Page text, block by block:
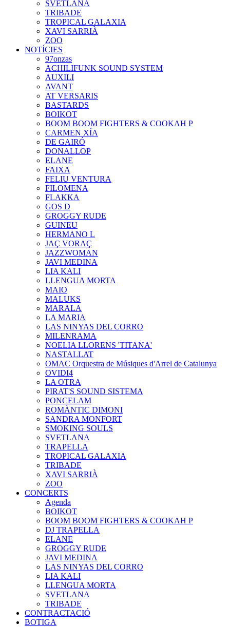
SVETLANA
TRIBADE
TROPICAL GALAXIA
XAVI SARRIÀ
ZOO
NOTÍCIES
97onzas
ACHILIFUNK SOUND SYSTEM
AUXILI
AVANT
AT VERSARIS
BASTARDS
BOIKOT
BOOM BOOM FIGHTERS & COOKAH P
CARMEN XÍA
DE GAIRÓ
DONALLOP
ELANE
FAIXA
FELIU VENTURA
FILOMENA
FLAKKA
GOS D
GROGGY RUDE
GUINEU
HERMANO L
JAÇ VORAÇ
JAZZWOMAN
JAVI MEDINA
LIA KALI
LLENGUA MORTA
MAIO
MALUKS
MARALA
LA MARIA
LAS NINYAS DEL CORRO
MILENRAMA
NOELIA LLORENS 'TITANA'
NASTALLAT
OMAC Orquestra de Músiques d'Arrel de Catalunya
OVIDI4
LA OTRA
PIRAT'S SOUND SISTEMA
PONCELAM
ROMÀNTIC DIMONI
SANDRA MONFORT
SMOKING SOULS
SVETLANA
TRAPELLA
TROPICAL GALAXIA
TRIBADE
XAVI SARRIÀ
ZOO
CONCERTS
Agenda
BOIKOT
BOOM BOOM FIGHTERS & COOKAH P
DJ TRAPELLA
ELANE
GROGGY RUDE
JAVI MEDINA
LAS NINYAS DEL CORRO
LIA KALI
LLENGUA MORTA
SVETLANA
TRIBADE
CONTRACTACIÓ
BOTIGA